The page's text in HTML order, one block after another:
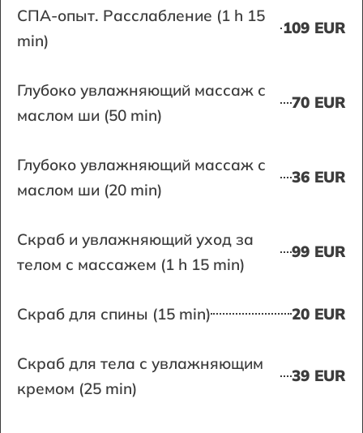
СПА-опыт. Расслабление (1 h 15
min)
109 EUR
Глубоко увлажняющий массаж с
маслом ши (50 min)
70 EUR
Глубоко увлажняющий массаж с
маслом ши (20 min)
36 EUR
Скраб и увлажняющий уход за
телом с массажем (1 h 15 min)
99 EUR
Скраб для спины (15 min) 20 EUR
Скраб для тела с увлажняющим
кремом (25 min)
39 EUR